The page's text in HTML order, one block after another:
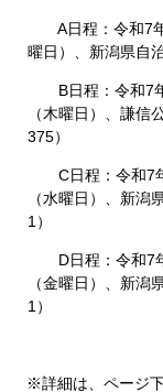
A日程：令和7年
曜日）、新潟県自
B日程：令和7年
（木曜日）、謙信
375）
C日程：令和7年
（水曜日）、新潟
1）
D日程：令和7年
（金曜日）、新潟
1）
※詳細は、ページ